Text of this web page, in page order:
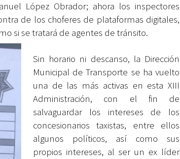
López Obrador; ahora los inspectores
de los choferes de plataformas digitales,
si se tratará de agentes de tránsito.
Sin horario ni descanso, la Dirección
Municipal de Transporte se ha vuelto
una de las más activas en esta XIII
Administración, con el fin de
salvaguardar los intereses de los
concesionarios taxistas, entre ellos
algunos políticos, así como sus
propios intereses, al ser un ex líder